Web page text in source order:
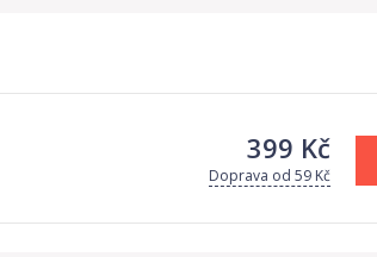
399 Kč
Doprava od 59 Kč